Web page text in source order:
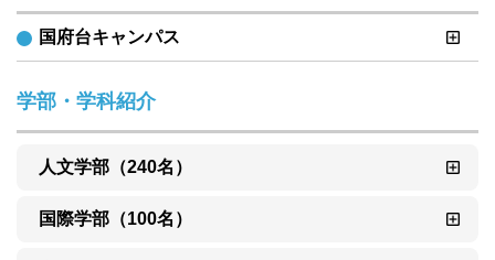
国府台キャンパス
学部・学科紹介
人文学部（240名）
国際学部（100名）